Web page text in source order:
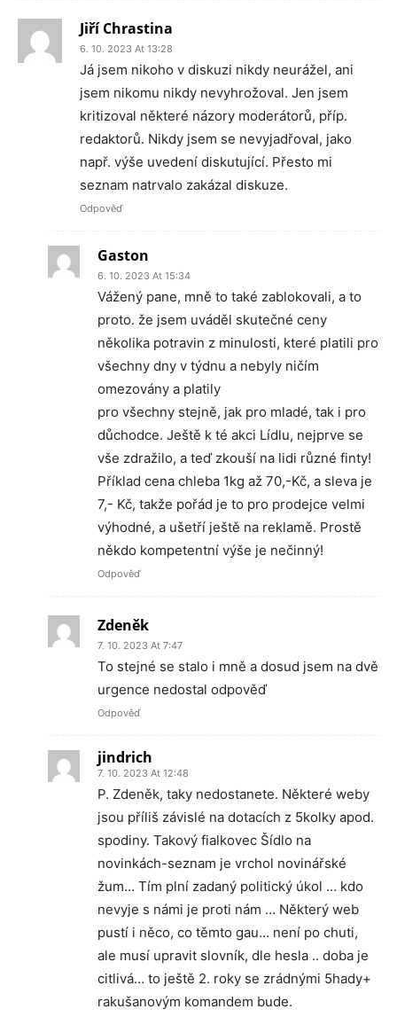
Jiří Chrastina
6. 10. 2023 At 13:28
Já jsem nikoho v diskuzi nikdy neurážel, ani
jsem nikomu nikdy nevyhrožoval. Jen jsem
kritizoval některé názory moderátorů, příp.
redaktorů. Nikdy jsem se nevyjadřoval, jako
např. výše uvedení diskutující. Přesto mi
seznam natrvalo zakázal diskuze.
Odpověď
Gaston
6. 10. 2023 At 15:34
Vážený pane, mně to také zablokovali, a to
proto. že jsem uváděl skutečné ceny
několika potravin z minulosti, které platili pro
všechny dny v týdnu a nebyly ničím
omezovány a platily
pro všechny stejně, jak pro mladé, tak i pro
důchodce. Ještě k té akci Lídlu, nejprve se
vše zdražilo, a teď zkouší na lidi různé finty!
Příklad cena chleba 1kg až 70,-Kč, a sleva je
7,- Kč, takže pořád je to pro prodejce velmi
výhodné, a ušetří ještě na reklamě. Prostě
někdo kompetentní výše je nečinný!
Odpověď
Zdeněk
7. 10. 2023 At 7:47
To stejné se stalo i mně a dosud jsem na dvě
urgence nedostal odpověď
Odpověď
jindrich
7. 10. 2023 At 12:48
P. Zdeněk, taky nedostanete. Některé weby
jsou příliš závislé na dotacích z 5kolky apod.
spodiny. Takový fialkovec Šídlo na
novinkách-seznam je vrchol novinářské
žum… Tím plní zadaný politický úkol … kdo
nevyje s námi je proti nám … Některý web
pustí i něco, co těmto gau… není po chuti,
ale musí upravit slovník, dle hesla .. doba je
citlivá… to ještě 2. roky se zrádnými 5hady+
rakušanovým komandem bude.